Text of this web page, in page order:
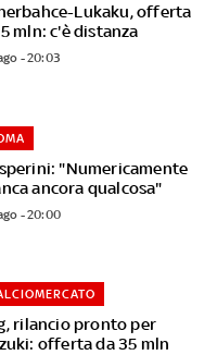
Lukaku, offerta
mln: c'è distanza
- 20:03
"Numericamente
ancora qualcosa"
- 20:00
rilancio pronto per
offerta da 35 mln